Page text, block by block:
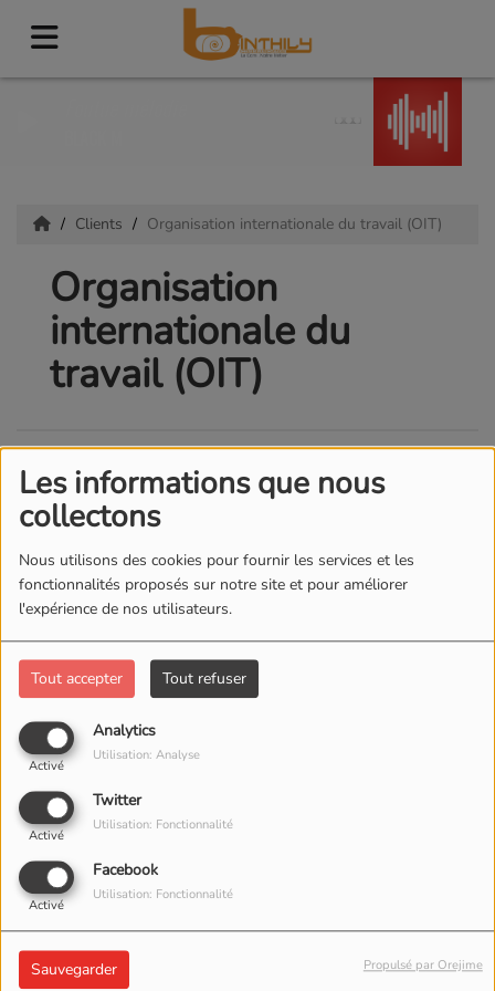
Les informations que nous
collectons
Nous utilisons des cookies pour fournir les services et les
fonctionnalités proposés sur notre site et pour améliorer
l'expérience de nos utilisateurs.
Tout accepter Tout refuser
Analytics
Activé
Utilisation: Analyse
Twitter
Activé
Utilisation: Fonctionnalité
Facebook
Activé
Utilisation: Fonctionnalité
Sauvegarder Propulsé par Orejime
Clients Organisation internationale du travail (OIT)
Organisation
internationale du
travail (OIT)